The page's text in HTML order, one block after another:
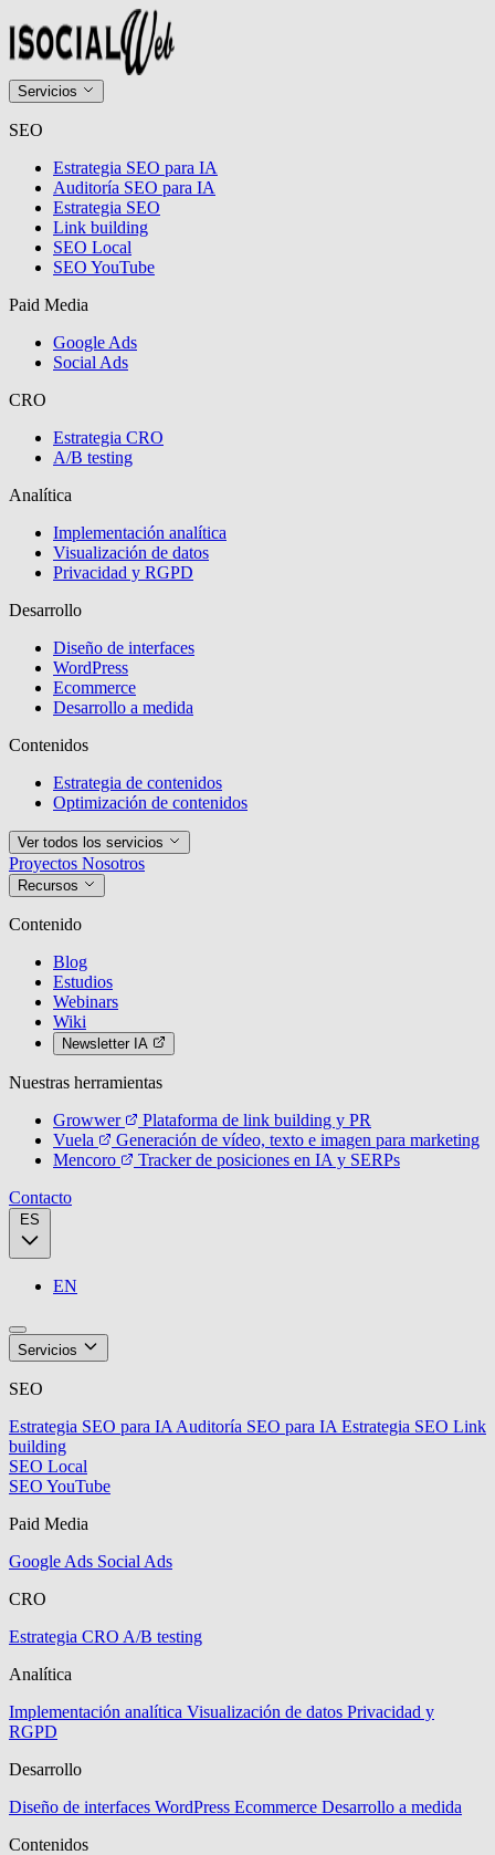
Servicios
SEO
Estrategia SEO para IA
Auditoría SEO para IA
Estrategia SEO
Link building
SEO Local
SEO YouTube
Paid Media
Google Ads
Social Ads
CRO
Estrategia CRO
A/B testing
Analítica
Implementación analítica
Visualización de datos
Privacidad y RGPD
Desarrollo
Diseño de interfaces
WordPress
Ecommerce
Desarrollo a medida
Contenidos
Estrategia de contenidos
Optimización de contenidos
Ver todos los servicios
Proyectos Nosotros
Recursos
Contenido
Blog
Estudios
Webinars
Wiki
Newsletter IA
Nuestras herramientas
Growwer
Plataforma de link building y PR
Vuela
Generación de vídeo, texto e imagen para marketing
Mencoro
Tracker de posiciones en IA y SERPs
Contacto
EN
Servicios
SEO
Estrategia SEO para IA Auditoría SEO para IA Estrategia SEO Link
building
SEO Local
SEO YouTube
Paid Media
Google Ads Social Ads
CRO
Estrategia CRO A/B testing
Analítica
Implementación analítica Visualización de datos Privacidad y
RGPD
Desarrollo
Diseño de interfaces WordPress Ecommerce Desarrollo a medida
Contenidos